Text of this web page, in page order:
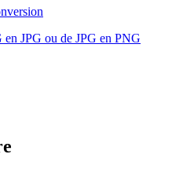
en JPG ou de JPG en PNG